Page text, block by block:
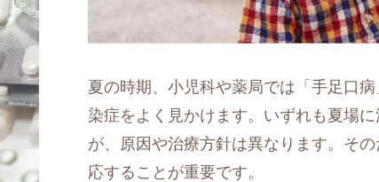
夏の時期、小児科や薬局では「手足口
染症をよく見かけます。いずれも夏場
が、原因や治療方針は異なります。そ
応することが重要です。